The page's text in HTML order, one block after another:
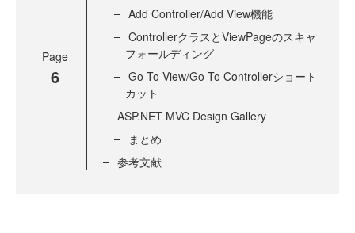
Page
6
Add Controller/Add View機能
ControllerクラスとViewPageのスキャ
フォールディング
Go To View/Go To Controllerショート
カット
ASP.NET MVC Design Gallery
まとめ
参考文献